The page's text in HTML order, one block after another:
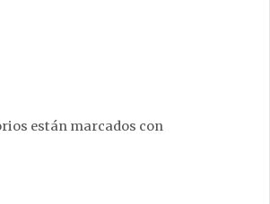
están marcados con